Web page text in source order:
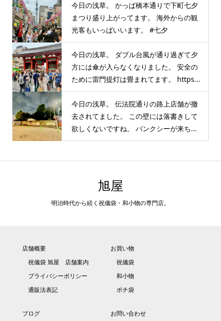
今日の浅草。 かっぱ橋本通りで下町七夕
まつり盛り上がってます。 海外からの観
光客もいっぱいいます。 #七夕
今日の浅草。 ダブル台風が通り過ぎて夕
方には傘が入らなくなりました。 安全の
ために雷門提灯は畳まれてます。 https...
今日の浅草。 伝法院通りの路上店舗が撤
去されてました。 この壁には落書きして
欲しくないですね。 バンクシーが来ち...
旭屋
明治時代から続く祝儀袋・和小物の専門店。
店舗概要
祝儀袋 旭屋 店舗案内
プライバシーポリシー
通販法表記
お買い物
祝儀袋
和小物
ポチ袋
ブログ
お問い合わせ